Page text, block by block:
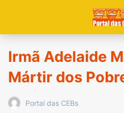
Irmã Adelaide
Mártir dos
Portal das CEBs